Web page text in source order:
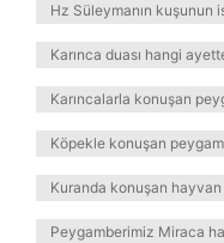
Hz Süleymanın kuşunun
Karınca duası hangi
Karıncalarla konuşan
Köpekle konuşan
Kuranda konuşan
Peygamberimiz Miraca